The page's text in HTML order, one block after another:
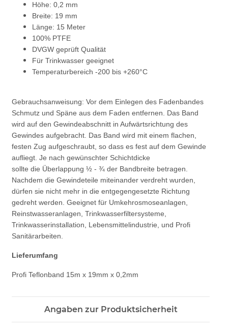
Höhe: 0,2 mm
Breite: 19 mm
Länge: 15 Meter
100% PTFE
DVGW geprüft Qualität
Für Trinkwasser geeignet
Temperaturbereich -200 bis +260°C
Gebrauchsanweisung: Vor dem Einlegen des Fadenbandes
Schmutz und Späne aus dem Faden entfernen. Das Band
wird auf den Gewindeabschnitt in Aufwärtsrichtung des
Gewindes aufgebracht. Das Band wird mit einem flachen,
festen Zug aufgeschraubt, so dass es fest auf dem Gewinde
aufliegt. Je nach gewünschter Schichtdicke
sollte die Überlappung ½ - ¾ der Bandbreite betragen.
Nachdem die Gewindeteile miteinander verdreht wurden,
dürfen sie nicht mehr in die entgegengesetzte Richtung
gedreht werden. Geeignet für Umkehrosmoseanlagen,
Reinstwasseranlagen, Trinkwasserfiltersysteme,
Trinkwasserinstallation, Lebensmittelindustrie, und Profi
Sanitärarbeiten.
Lieferumfang
Profi Teflonband 15m x 19mm x 0,2mm
Angaben zur Produktsicherheit